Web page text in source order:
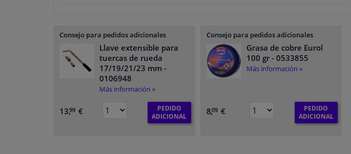
Consejo para pedidos adicionales
Llave extensible para
tuercas de rueda
17/19/21/23 mm -
0106948
Más información »
13,99 €
PEDIDO
ADICIONAL
Consejo para pedidos adicionales
Grasa de cobre Eurol
100 gr- 0533855
Más información »
8,09 €
PEDIDO
ADICIONAL